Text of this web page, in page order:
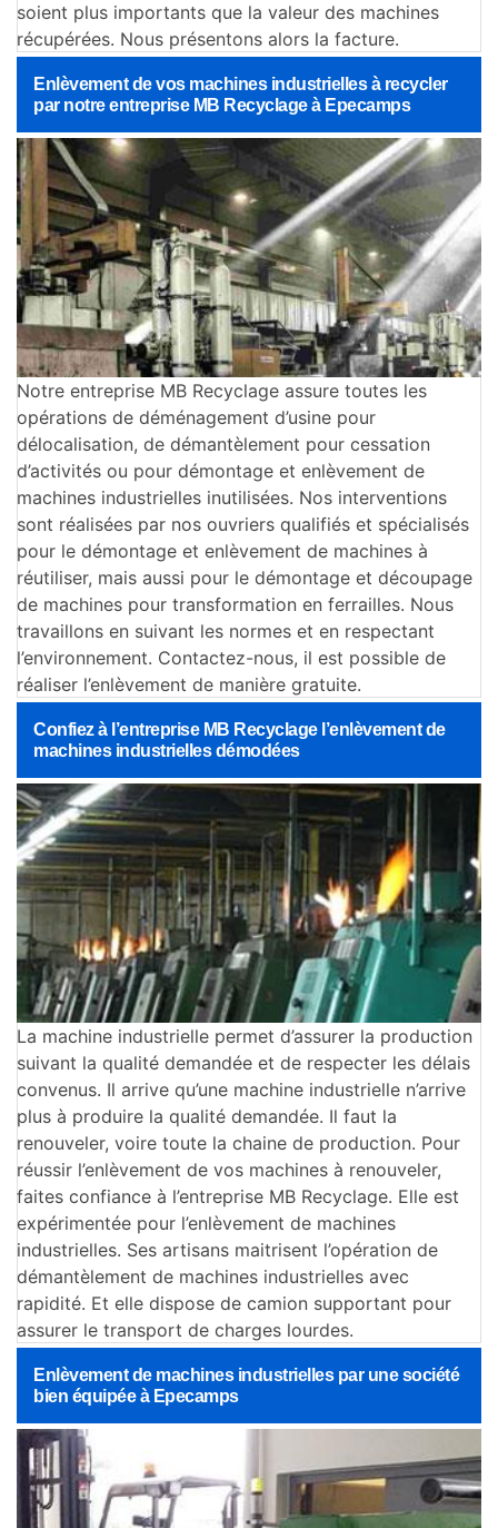
soient plus importants que la valeur des machines
récupérées. Nous présentons alors la facture.
Enlèvement de vos machines industrielles à recycler
par notre entreprise MB Recyclage à Epecamps
Notre entreprise MB Recyclage assure toutes les
opérations de déménagement d’usine pour
délocalisation, de démantèlement pour cessation
d’activités ou pour démontage et enlèvement de
machines industrielles inutilisées. Nos interventions
sont réalisées par nos ouvriers qualifiés et spécialisés
pour le démontage et enlèvement de machines à
réutiliser, mais aussi pour le démontage et découpage
de machines pour transformation en ferrailles. Nous
travaillons en suivant les normes et en respectant
l’environnement. Contactez-nous, il est possible de
réaliser l’enlèvement de manière gratuite.
Confiez à l’entreprise MB Recyclage l’enlèvement de
machines industrielles démodées
La machine industrielle permet d’assurer la production
suivant la qualité demandée et de respecter les délais
convenus. Il arrive qu’une machine industrielle n’arrive
plus à produire la qualité demandée. Il faut la
renouveler, voire toute la chaine de production. Pour
réussir l’enlèvement de vos machines à renouveler,
faites confiance à l’entreprise MB Recyclage. Elle est
expérimentée pour l’enlèvement de machines
industrielles. Ses artisans maitrisent l’opération de
démantèlement de machines industrielles avec
rapidité. Et elle dispose de camion supportant pour
assurer le transport de charges lourdes.
Enlèvement de machines industrielles par une société
bien équipée à Epecamps